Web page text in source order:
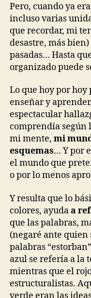
Pero, cuando ya
incluso varias
que recordar, mi
desastre, más
pasadas… Hasta
organizado puede
Lo que hoy por hoy
enseñar y
espectacular
comprendía según
mi mente, mi
esquemas… Y por
el mundo que
o por lo menos
Y resulta que lo
colores, ayudaa
que las palabras,
(negaré ante quien
palabras
azul se refería a la
mientras que el
estructuralistas.
verde eran las